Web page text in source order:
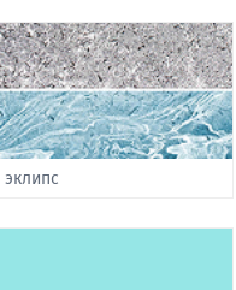
эклипс